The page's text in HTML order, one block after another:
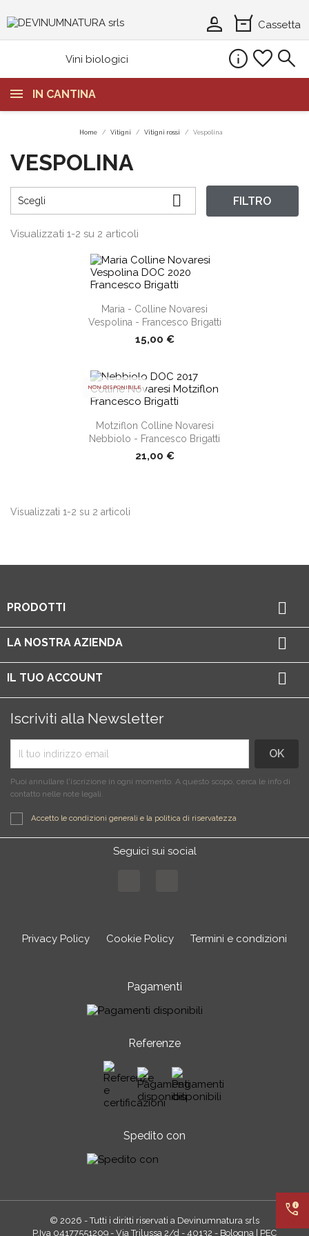
orders Cassetta
person_2
Vini biologici infofavoritesearch
IN CANTINA
Home Vitigni Vitigni rossi Vespolina
VESPOLINA
Scegli  FILTRO
Visualizzati 1-2 su 2 articoli
shopping_cart
Maria - Colline Novaresi
Vespolina - Francesco Brigatti
15,00 €
shopping_cart
Motziflon Colline Novaresi
Nebbiolo - Francesco Brigatti
21,00 €
NON DISPONIBILE
Visualizzati 1-2 su 2 articoli
PRODOTTI 
LA NOSTRA AZIENDA 
IL TUO ACCOUNT 
Iscriviti alla Newsletter
Puoi annullare l'iscrizione in ogni momento. A questo scopo, cerca le info di
contatto nelle note legali.
Accetto le condizioni generali e la politica di riservatezza
Seguici sui social
Privacy Policy Cookie Policy Termini e condizioni
Pagamenti
Referenze
Spedito con
© 2026 - Tutti i diritti riservati a Devinumnatura srls
P.Iva 04177551209 - Via Trilussa 2/d - 40132 - Bologna | PEC
call_quality